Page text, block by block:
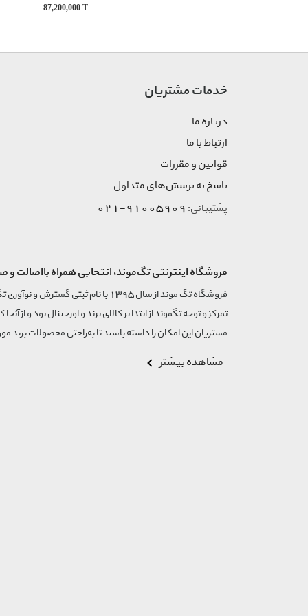
87,200,000 T
خدمات مشتریان
درباره ما
ارتباط با ما
قوانین و مقررات
پاسخ به پرسش‌های متداول
پشتیبانی: 91005909-021
فروشگاه اینترنتی تگ‌موند، انتخابی همراه بااصالت و
تمرکز و توجه تگموند از ابتدا بر کالای برند و اورجینال بود و از
مشتریان این امکان را داشته باشند تا به‌راحتی محصولات برند
مشاهده بیشتر